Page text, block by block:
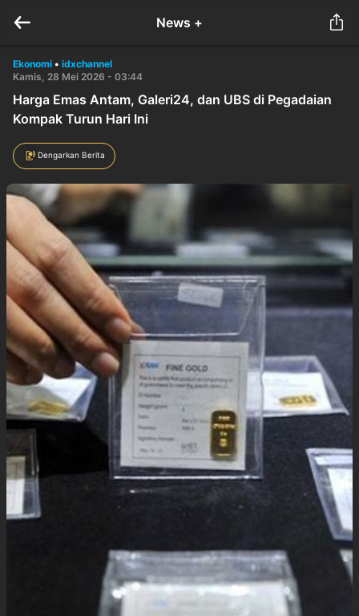
News +
Ekonomi • idxchannel
Kamis, 28 Mei 2026 - 03:44
Harga Emas Antam, Galeri24, dan UBS di Pegadaian
Kompak Turun Hari Ini
Dengarkan Berita